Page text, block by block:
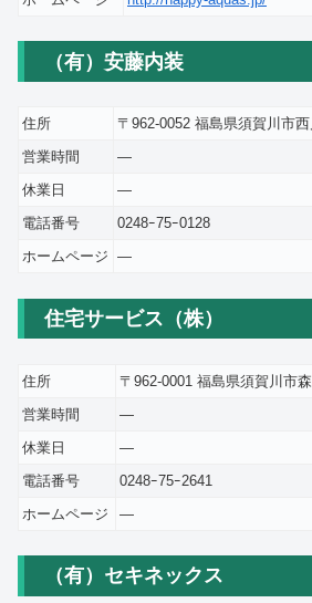
（有）安藤内装
住所 〒962-0052 福島県須賀川市
営業時間
―
休業日
―
電話番号
0248ｰ75ｰ0128
ホームページ ―
住宅サービス（株）
住所 〒962-0001 福島県須賀川市
営業時間
―
休業日
―
電話番号
0248ｰ75ｰ2641
ホームページ
―
（有）セキネックス